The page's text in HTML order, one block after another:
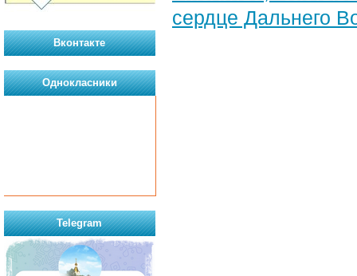
сердце Дальнего
Вконтакте
Однокласники
Telegram